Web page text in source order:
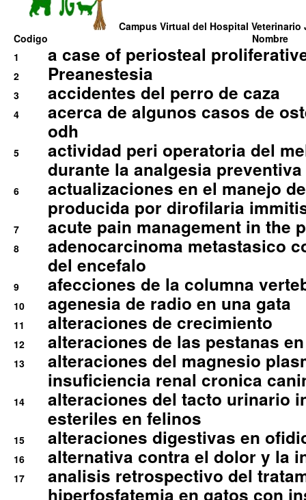
Campus Virtual del Hospital Veterinario
Codigo
Nombre
1
a case of periosteal
2 Preanestesia
3 accidentes del perro de caza
4
acerca de algunos casos de
odh
5
actividad peri operatoria del
durante la analgesia
6
actualizaciones en el manejo
producida por dirofilaria
7 acute pain management in the
8
adenocarcinoma metastasico
del encefalo
9 afecciones de la columna
10 agenesia de radio en una gata
11 alteraciones de crecimiento
12 alteraciones de las pestanas
13
alteraciones del magnesio
insuficiencia renal cronica
14
alteraciones del tacto urinario
esteriles en felinos
15 alteraciones digestivas en
16 alternativa contra el dolor y la
17
analisis retrospectivo del
hiperfosfatemia en gatos con